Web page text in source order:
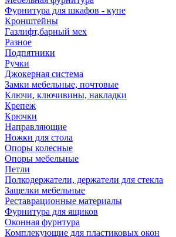
Фурнитура для шкафов - купе
Кронштейны
Газлифт,барный мех
Разное
Подпятники
Ручки
Джокерная система
Замки мебельные, почтовые
Ключи, ключивины, накладки
Крепеж
Крючки
Направляющие
Ножки для стола
Опоры колесные
Опоры мебельные
Петли
Полкодержатели, держатели для стекла
Защелки мебельные
Реставрационные материалы
Фурнитура для ящиков
Оконная фурнтура
Комплекующие для пластиковых окон